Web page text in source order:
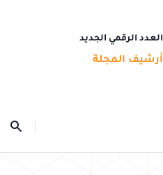
العدد الرقمي الجديد
أرشيف المجلة